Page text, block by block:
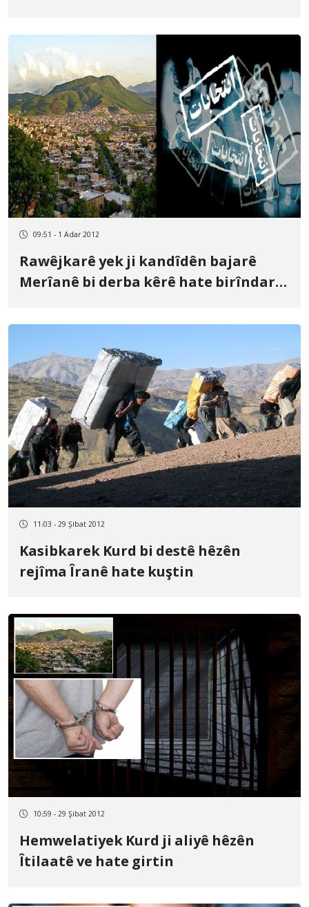
09:51 - 1 Adar 2012
Rawêjkarê yek ji kandîdên bajarê
Merîanê bi derba kêrê hate birîndar
11:03 - 29 Şibat 2012
Kasibkarek Kurd bi destê hêzên
rejîma Îranê hate kuştin
10:59 - 29 Şibat 2012
Hemwelatiyek Kurd ji aliyê hêzên
Îtilaatê ve hate girtin